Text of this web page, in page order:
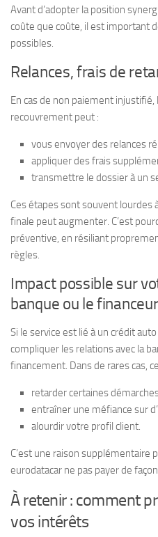
Avant d’adopter la position
coûte que coûte, il est important
possibles.
Relances, frais de
En cas de non paiement
recouvrement peut :
vous envoyer des relances
appliquer des frais
transmettre le dossier à un
Ces étapes sont souvent lourdes
finale peut augmenter. C’est
préventive, en résiliant
règles.
Impact possible sur
banque ou le financeur
Si le service est lié à un crédit
compliquer les relations avec la
financement. Dans de rares cas,
retarder certaines
entraîner une méfiance sur
alourdir votre profil client.
C’est une raison supplémentaire
eurodatacar ne pas payer de
À retenir : comment
vos intérêts